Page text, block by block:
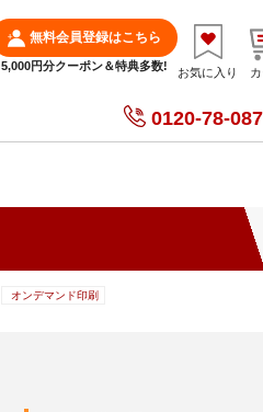
無料会員登録はこちら
5,000円分クーポン＆特典多数! お気に入り
0120-78-
オンデマンド印刷